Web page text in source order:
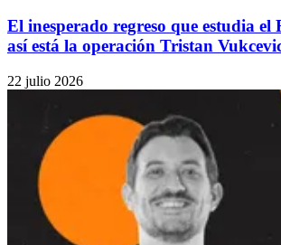
El inesperado regreso que estudia
así está la operación Tristan
22 julio 2026